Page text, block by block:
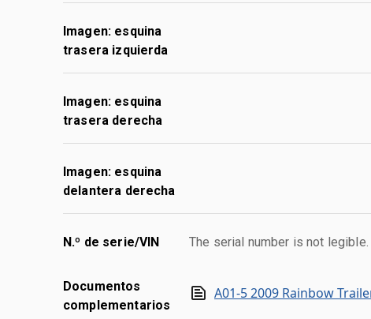
Imagen: esquina
trasera izquierda
Imagen: esquina
trasera derecha
Imagen: esquina
delantera derecha
N.º de serie/VIN The serial number is not
Documentos
complementarios
A01-5 2009 Rainbow